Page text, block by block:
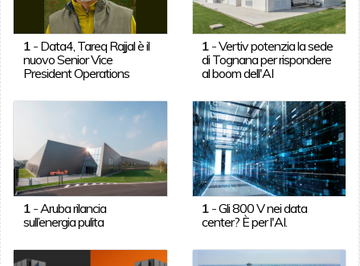
1- Data4, Tareq Rajjal è il
nuovo Senior Vice
President Operations
1 -Vertiv potenzia la sede
di Tognana per rispondere
al boom dell'AI
1- Aruba rilancia
sull’energia pulita
1 -Gli 800 V nei data
center? È per l'AI.